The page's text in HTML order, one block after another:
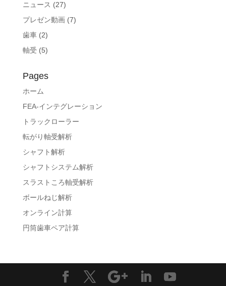
ニュース (27)
プレゼン動画(7)
歯車(2)
軸受 (5)
Pages
ホーム
FEA-インテグレーション
トラックローラー
転がり軸受解析
シャフト解析
シャフトシステム解析
スラストころ軸受解析
ボールねじ解析
オンライン計算
円筒歯車ペア計算